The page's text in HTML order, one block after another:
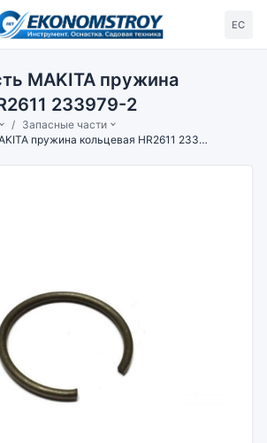
ЕС
MAKITA пружина
233979-2
Запасные части
пружина кольцевая HR2611 233979-2